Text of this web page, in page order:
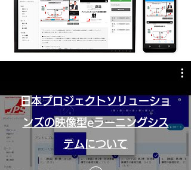
日本プロジェクトソリューショ
ンズの映像型eラーニングシス
テムについて